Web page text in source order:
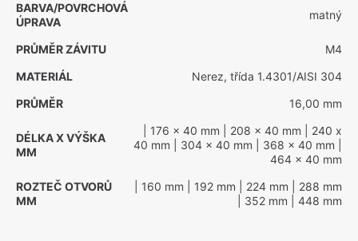
BARVA/POVRCHOVÁ
ÚPRAVA
matný
PRŮMĚR ZÁVITU
M4
MATERIÁL
Nerez, třída 1.4301/AISI 304
PRŮMĚR
16,00 mm
DÉLKA X VÝŠKA
MM
| 176 x 40 mm | 208 x 40 mm | 240 x
40 mm | 304 x 40 mm | 368 x 40 mm
464 x 40 mm
ROZTEČ OTVORŮ
MM
| 160 mm | 192 mm | 224 mm | 288 mm
| 352 mm | 448 mm